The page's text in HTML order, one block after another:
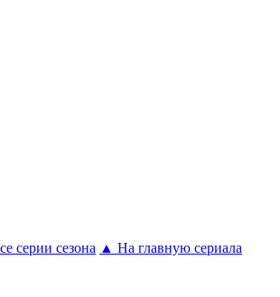
серии сезона ▲ На главную сериала